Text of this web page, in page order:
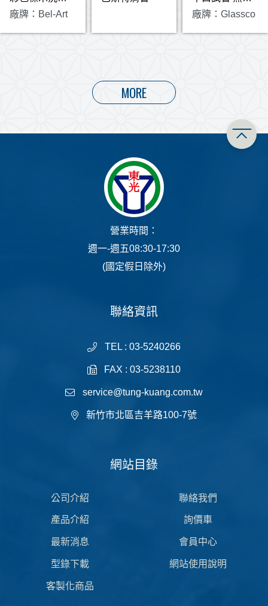
廠牌：Bel-Art
廠牌：Glassco
MORE
營業時間：
週一-週五08:30-17:30
(國定假日除外)
聯絡資訊
TEL : 03-5240266
FAX : 03-5238110
service@tung-kuang.com.tw
新竹市北區吉羊路100-7號
網站目錄
公司介紹
產品介紹
最新消息
型錄下載
客製化商品
聯絡我們
詢價車
會員中心
網站使用說明